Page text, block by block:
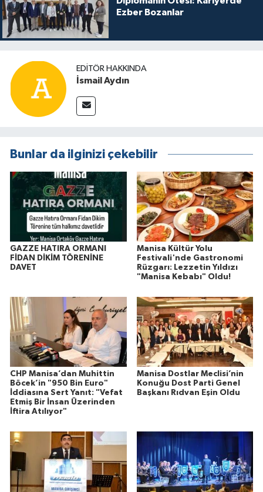
Ezber Bozanlar
EDITÖR HAKKINDA
İsmail Aydın
Bunlar da ilginizi çekebilir
GAZZE HATIRA ORMANI
FİDAN DİKİM TÖRENİNE
DAVET
Manisa Kültür Yolu
Festivali'nde Gastronomi
Rüzgarı: Lezzetin Yıldızı
"Manisa Kebabı" Oldu!
CHP Manisa’dan Muhittin
Böcek’in "950 Bin Euro"
İddiasına Sert Yanıt: "Vefat
Etmiş Bir İnsan Üzerinden
İftira Atılıyor"
Manisa Dostlar Meclisi’nin
Konuğu Dost Parti Genel
Başkanı Rıdvan Eşin Oldu